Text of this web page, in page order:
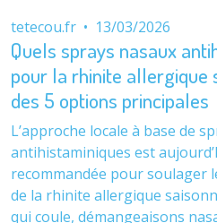
tetecou.fr • 13/03/2026
Quels sprays nasaux
pour la rhinite allergique
des 5 options principales
L’approche locale à base de
antihistaminiques est
recommandée pour soulager
de la rhinite allergique
qui coule, démangeaisons